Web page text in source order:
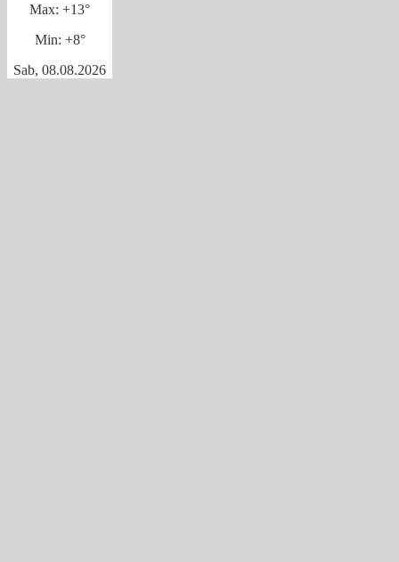
Max: +13°
Min: +8°
Sab, 08.08.2026